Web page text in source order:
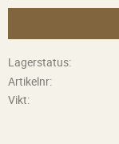
Lagerstatus
Artikelnr
Vikt